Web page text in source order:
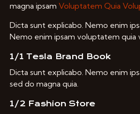
magna ipsam Voluptatem Quia
Dicta sunt explicabo. Nemo enim
Nemo enim ipsam voluptatem quia
1/1 Tesla Brand Book
Dicta sunt explicabo. Nemo enim
sed do magna quia.
1/2 Fashion Store